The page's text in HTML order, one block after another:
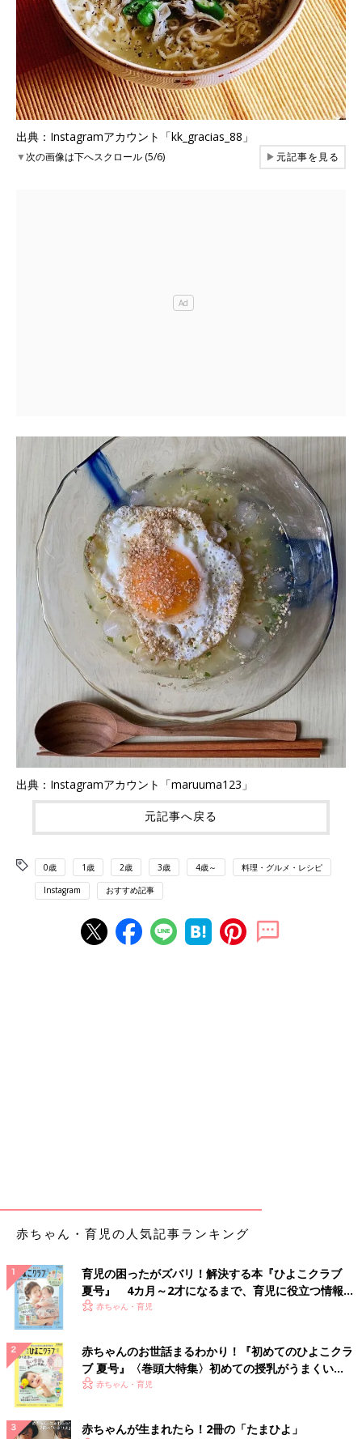
出典：Instagramアカウント「kk_gracias_88」
▼次の画像は下へスクロール (5/6) ▶元記事を見る
出典：Instagramアカウント「maruuma123」
元記事へ戻る
0歳 1歳 2歳 3歳 4歳～ 料理・グルメ・レシピ
Instagram おすすめ記事
赤ちゃん・育児の人気記事ランキング
育児の困ったがズバリ！解決する本『ひよこクラブ
夏号』 4カ月～2才になるまで、育児に役立つ情報が
いっぱい！
赤ちゃん・育児
赤ちゃんのお世話まるわかり！『初めてのひよこクラ
ブ 夏号』〈巻頭大特集〉初めての授乳がうまくい
く！ おっぱい・ミルクの基本と夏のトラブル 解決テ
赤ちゃん・育児
赤ちゃんが生まれたら！2冊の「たまひよ」